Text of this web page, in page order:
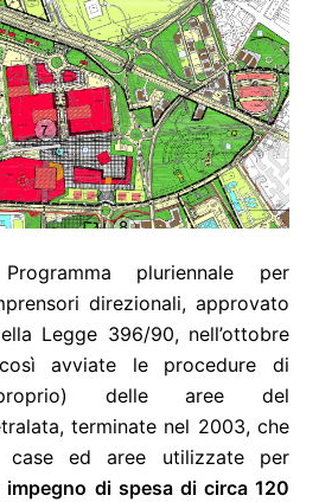
pluriennale per
direzionali, approvato
Legge 396/90, nell’ottobre
avviate le procedure di
delle aree del
terminate nel 2003, che
case ed aree utilizzate per
di spesa di circa 120